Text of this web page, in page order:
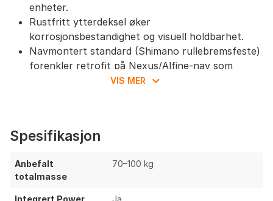
enheter.
Rustfritt ytterdeksel øker
korrosjonsbestandighet og visuell holdbarhet.
Navmontert standard (Shimano rullebremsfeste)
forenkler retrofit på Nexus/Alfine-nav som
støtter rullebrems.
pendlesykler/kompaktesykkel med
Ting å vurdere
VIS MER
Spesifikasjon
Anbefalt
totalmasse
70–100 kg
Integrert Power
Ja